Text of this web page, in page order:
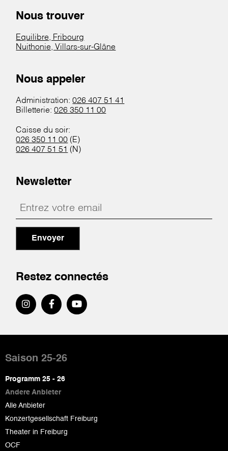
Nous trouver
Equilibre, Fribourg
Nuithonie, Villars-sur-Glâne
Nous appeler
Administration:026 407 51 41
Billetterie:026 350 11 00
Caisse du soir:
026 350 11 00 (E)
026 407 51 51 (N)
Newsletter
Envoyer
Restez connectés
de
page
Saison 25-26
Programm 25 - 26
Andere Anbieter
Alle Anbieter
Konzertgesellschaft Freiburg
Theater in Freiburg
OCF